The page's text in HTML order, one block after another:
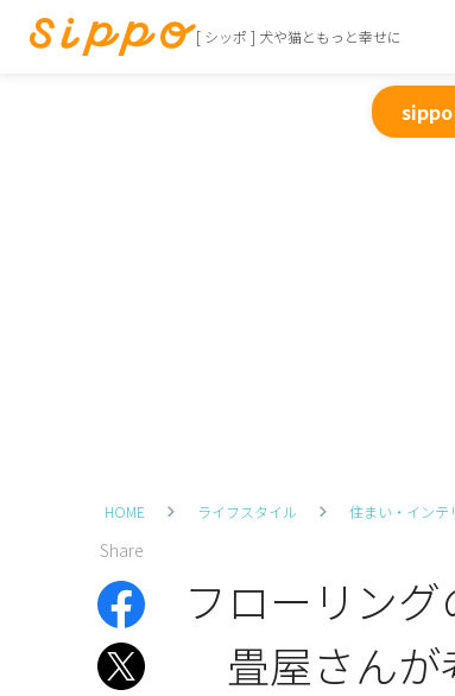
[ シッポ ] 犬や猫ともっと幸せに
sippo
HOME ライフスタイル 住まい・インテ
Share
フローリン
畳屋さんが